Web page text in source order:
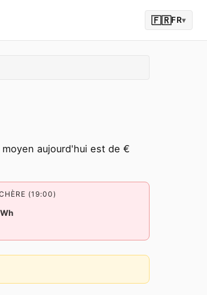
🇫🇷FR▾
aujourd'hui est de €
(19:00)